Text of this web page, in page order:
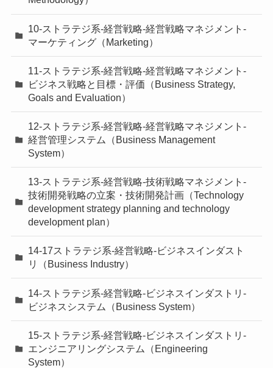
10-ストラテジ系-経営戦略-経営戦略マネジメント-
マーケティング（Marketing）
11-ストラテジ系-経営戦略-経営戦略マネジメント-
ビジネス戦略と目標・評価（Business Strategy,
Goals and Evaluation）
12-ストラテジ系-経営戦略-経営戦略マネジメント-
経営管理システム（Business Management
System）
13-ストラテジ系-経営戦略-技術戦略マネジメント-
技術開発戦略の立案・技術開発計画（Technology
development strategy planning and technology
development plan）
14-17ストラテジ系-経営戦略-ビジネスインダスト
リ（Business Industry）
14-ストラテジ系-経営戦略-ビジネスインダストリ-
ビジネスシステム（Business System）
15-ストラテジ系-経営戦略-ビジネスインダストリ-
エンジニアリングシステム（Engineering
System）